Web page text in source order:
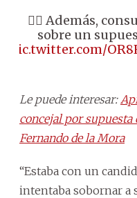
👉🏼 Además,
sobre un
pic.twitter.com/
Le puede interesar:
concejal por supuesta
Fernando de la Mora
“Estaba con un
intentaba sobornar a